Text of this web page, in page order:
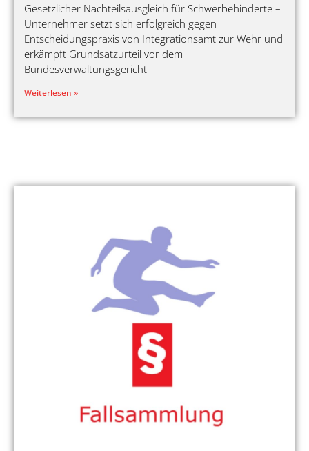
Gesetzlicher Nachteilsausgleich für Schwerbehinderte –
Unternehmer setzt sich erfolgreich gegen
Entscheidungspraxis von Integrationsamt zur Wehr und
erkämpft Grundsatzurteil vor dem
Bundesverwaltungsgericht
Weiterlesen »